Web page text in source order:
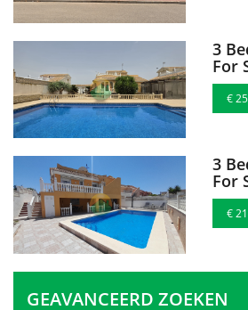
3
For
€
3
For
€
GEAVANCEERD ZOEKEN